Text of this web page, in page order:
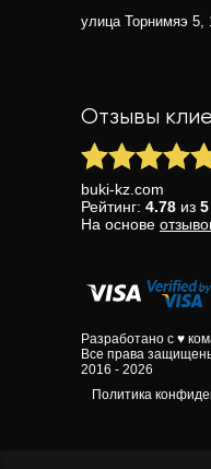
улица Торнимяэ 5,
Отзывы
buki-kz.com
Рейтинг: 4.78 из 5
На основе
Разработано с ♥
Все права
2016 - 2026
Политика